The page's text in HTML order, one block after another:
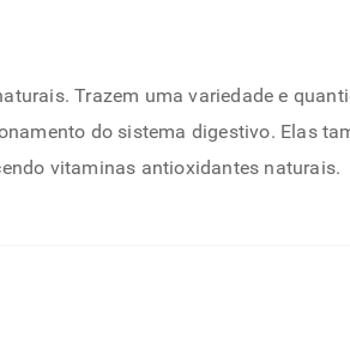
Trazem uma variedade e
do sistema digestivo. Elas
vitaminas antioxidantes naturais.